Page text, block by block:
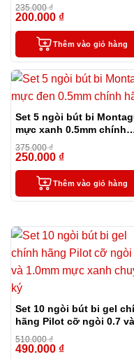
235.000₫
200.000 ₫
Thêm vào giỏ hàng
Set 5 ngòi bút bi
mực xanh 0.5mm chính
hãng
375.000₫
250.000 ₫
Thêm vào giỏ hàng
Set 10 ngòi bút bi gel
hãng Pilot cỡ ngòi 0.7 và
1.0mm mực xanh chuyên
ký
510.000₫
490.000 ₫